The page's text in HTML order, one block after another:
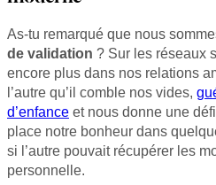
As-tu remarqué que nous
de validation ? Sur les réseaux
encore plus dans nos relations
l’autre qu’il comble nos vides,
d’enfance et nous donne une
place notre bonheur dans
si l’autre pouvait récupérer les
personnelle.